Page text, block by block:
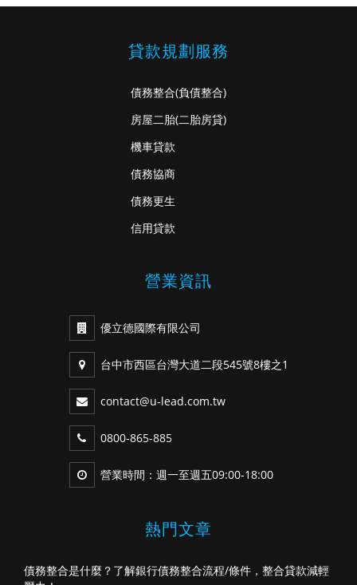
貸款規劃服務
債務整合(負債整合)
房屋二胎(二胎房貸)
機車貸款
債務協商
債務更生
信用貸款
營業資訊
優立德國際有限公司
台中市西區台灣大道二段545號8樓之1
contact@u-lead.com.tw
0800-865-885
營業時間：週一至週五09:00-18:00
熱門文章
債務整合是什麼？了解銀行債務整合流程/條件，整合貸款減輕